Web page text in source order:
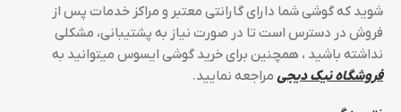
شوید که گوشی شما دارای گارانتی معتبر و مراکز خدمات پس از
فروش در دسترس است تا در صورت نیاز به پشتیبانی، مشکلی
نداشته باشید ، همچنین برای خرید گوشی ایسوس میتوانید به
فروشگاه نیک دیجی مراجعه نمایید.